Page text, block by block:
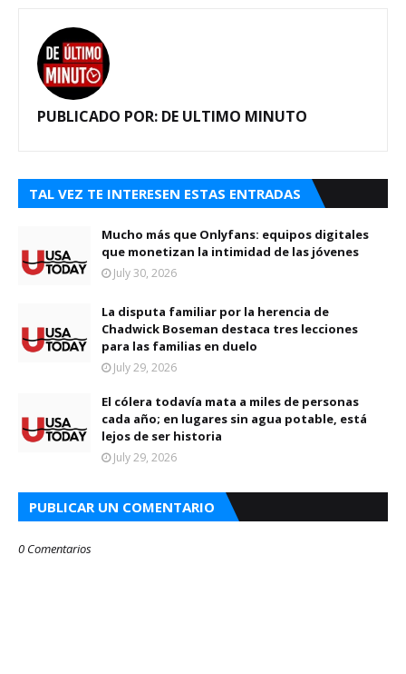
PUBLICADO POR: DE ULTIMO MINUTO
TAL VEZ TE INTERESEN ESTAS ENTRADAS
Mucho más que Onlyfans: equipos digitales
que monetizan la intimidad de las jóvenes
July 30, 2026
La disputa familiar por la herencia de
Chadwick Boseman destaca tres lecciones
para las familias en duelo
July 29, 2026
El cólera todavía mata a miles de personas
cada año; en lugares sin agua potable, está
lejos de ser historia
July 29, 2026
PUBLICAR UN COMENTARIO
0 Comentarios